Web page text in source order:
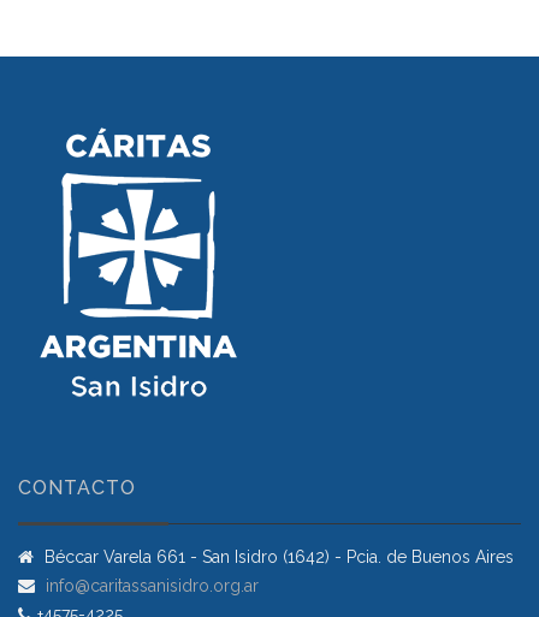
CONTACTO
Béccar Varela 661 - San Isidro (1642) - Pcia. de Buenos Aires
info@caritassanisidro.org.ar